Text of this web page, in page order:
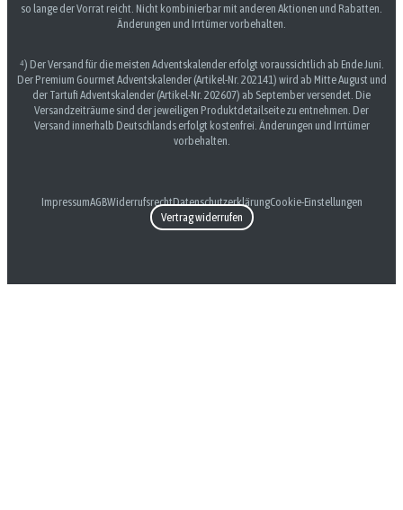
so lange der Vorrat reicht. Nicht kombinierbar mit anderen Aktionen und Rabatten.
Änderungen und Irrtümer vorbehalten.
⁴) Der Versand für die meisten Adventskalender erfolgt voraussichtlich ab Ende Juni.
Der Premium Gourmet Adventskalender (Artikel-Nr. 202141) wird ab Mitte August und
der Tartufi Adventskalender (Artikel-Nr. 202607) ab September versendet. Die
Versandzeiträume sind der jeweiligen Produktdetailseite zu entnehmen. Der
Versand innerhalb Deutschlands erfolgt kostenfrei. Änderungen und Irrtümer
vorbehalten.
ImpressumAGBWiderrufsrechtDatenschutzerklärungCookie-Einstellungen
Vertrag widerrufen